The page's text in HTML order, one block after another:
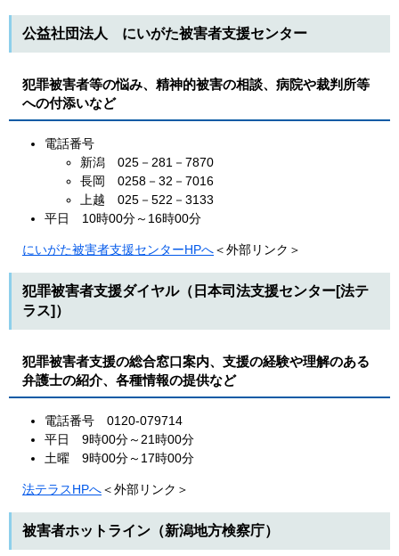
公益社団法人 にいがた被害者支援センター
犯罪被害者等の悩み、精神的被害の相談、病院や裁判所等
への付添いなど
電話番号
新潟 025－281－7870
長岡 0258－32－7016
上越 025－522－3133
平日 10時00分～16時00分
にいがた被害者支援センターHPへ＜外部リンク＞
犯罪被害者支援ダイヤル（日本司法支援センター[法テ
ラス]）
犯罪被害者支援の総合窓口案内、支援の経験や理解のある
弁護士の紹介、各種情報の提供など
電話番号 0120-079714
平日 9時00分～21時00分
土曜 9時00分～17時00分
法テラスHPへ＜外部リンク＞
被害者ホットライン（新潟地方検察庁）